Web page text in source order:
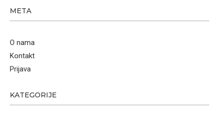
META
O nama
Kontakt
Prijava
KATEGORIJE